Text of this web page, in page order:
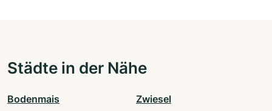
Städte in der Nähe
Bodenmais Zwiesel